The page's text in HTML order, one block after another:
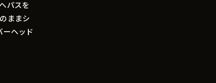
パスを
ままシ
ーヘッド